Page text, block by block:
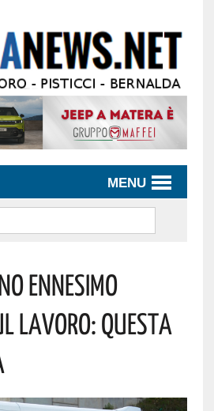
MENU
Ennesimo
Lavoro: Questa